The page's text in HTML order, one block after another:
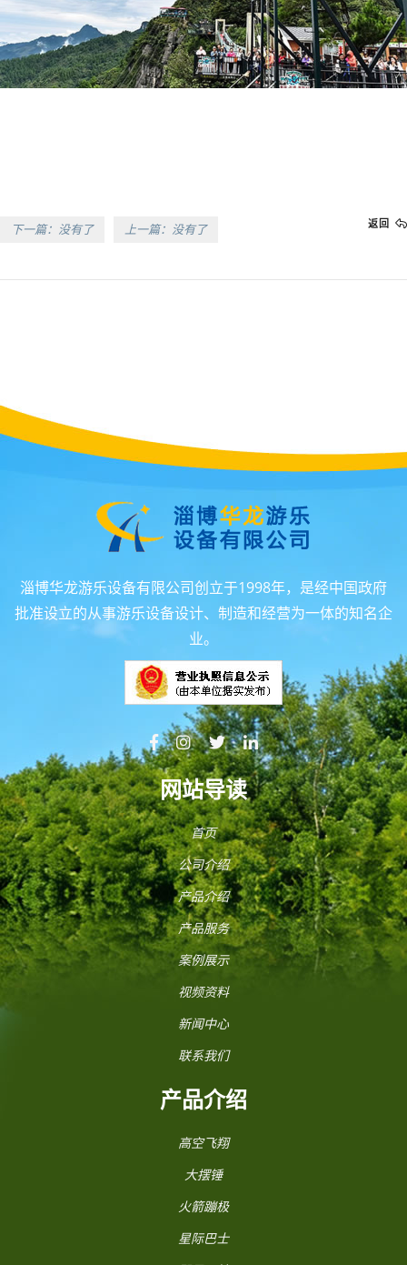
下一篇：没有了 上一篇：没有了 返回
淄博华龙游乐设备有限公司创立于1998年，是经中国政府
批准设立的从事游乐设备设计、制造和经营为一体的知名企
业。
网站导读
首页
公司介绍
产品介绍
产品服务
案例展示
视频资料
新闻中心
联系我们
产品介绍
高空飞翔
大摆锤
火箭蹦极
星际巴士